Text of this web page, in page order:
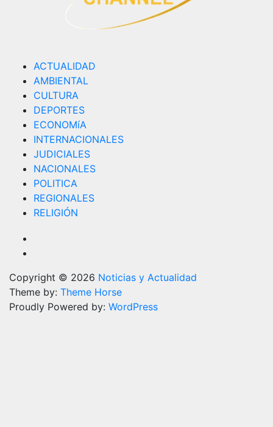
ACTUALIDAD
AMBIENTAL
CULTURA
DEPORTES
ECONOMíA
INTERNACIONALES
JUDICIALES
NACIONALES
POLITICA
REGIONALES
RELIGIÓN
Copyright © 2026 Noticias y Actualidad
Theme by: Theme Horse
Proudly Powered by: WordPress